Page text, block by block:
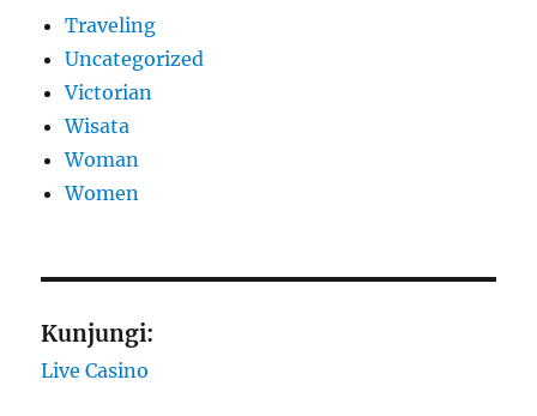
Traveling
Uncategorized
Victorian
Wisata
Woman
Women
Kunjungi:
Live Casino